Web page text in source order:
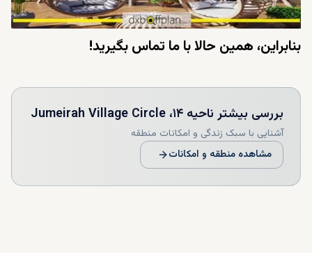
بنابراین، همین حالا با ما تماس بگیرید!
بررسی بیشتر ناحیه ۱۴، Jumeirah Village Circle
آشنایی با سبک زندگی و امکانات منطقه
مشاهده منطقه و امکانات